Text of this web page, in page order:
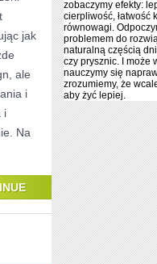
INTELIGENTNE
OŚWIETLENIE
jak
ale
i
i
Na
zobaczymy efekty:
cierpliwość, łatwość
równowagi.
problemem do
naturalną częścią
czy prysznic. I może
nauczymy się
zrozumiemy, że
aby żyć lepiej.